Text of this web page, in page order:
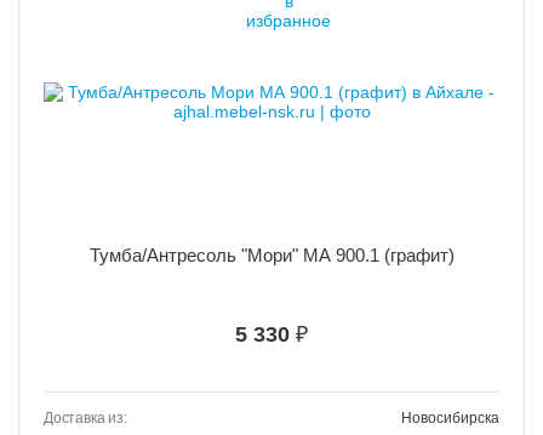
Тумба/Антресоль "Мори" МА 900.1 (графит)
5 330 ₽
Доставка из:
Новосибирска